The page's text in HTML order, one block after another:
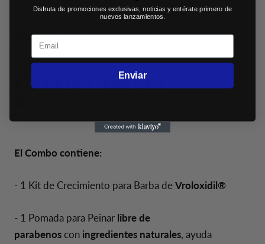
KITOS- EFECTO MATE
SIBELIUS-EFECTO
El Combo contiene:
- 1 Kit de Crecimiento para Barba deVroloxidil®
- 1 Pomada para Peinar libre de
parabenoscon ingredientes naturales, ayuda
Disfruta de promociones exclusivas, noticias y entérate primero de
nuevos lanzamientos.
Email
Enviar